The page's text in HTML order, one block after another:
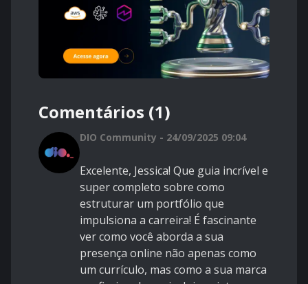
Comentários (1)
DIO Community - 24/09/2025 09:04
Excelente, Jessica! Que guia incrível e
super completo sobre como
estruturar um portfólio que
impulsiona a carreira! É fascinante
ver como você aborda a sua
presença online não apenas como
um currículo, mas como a sua marca